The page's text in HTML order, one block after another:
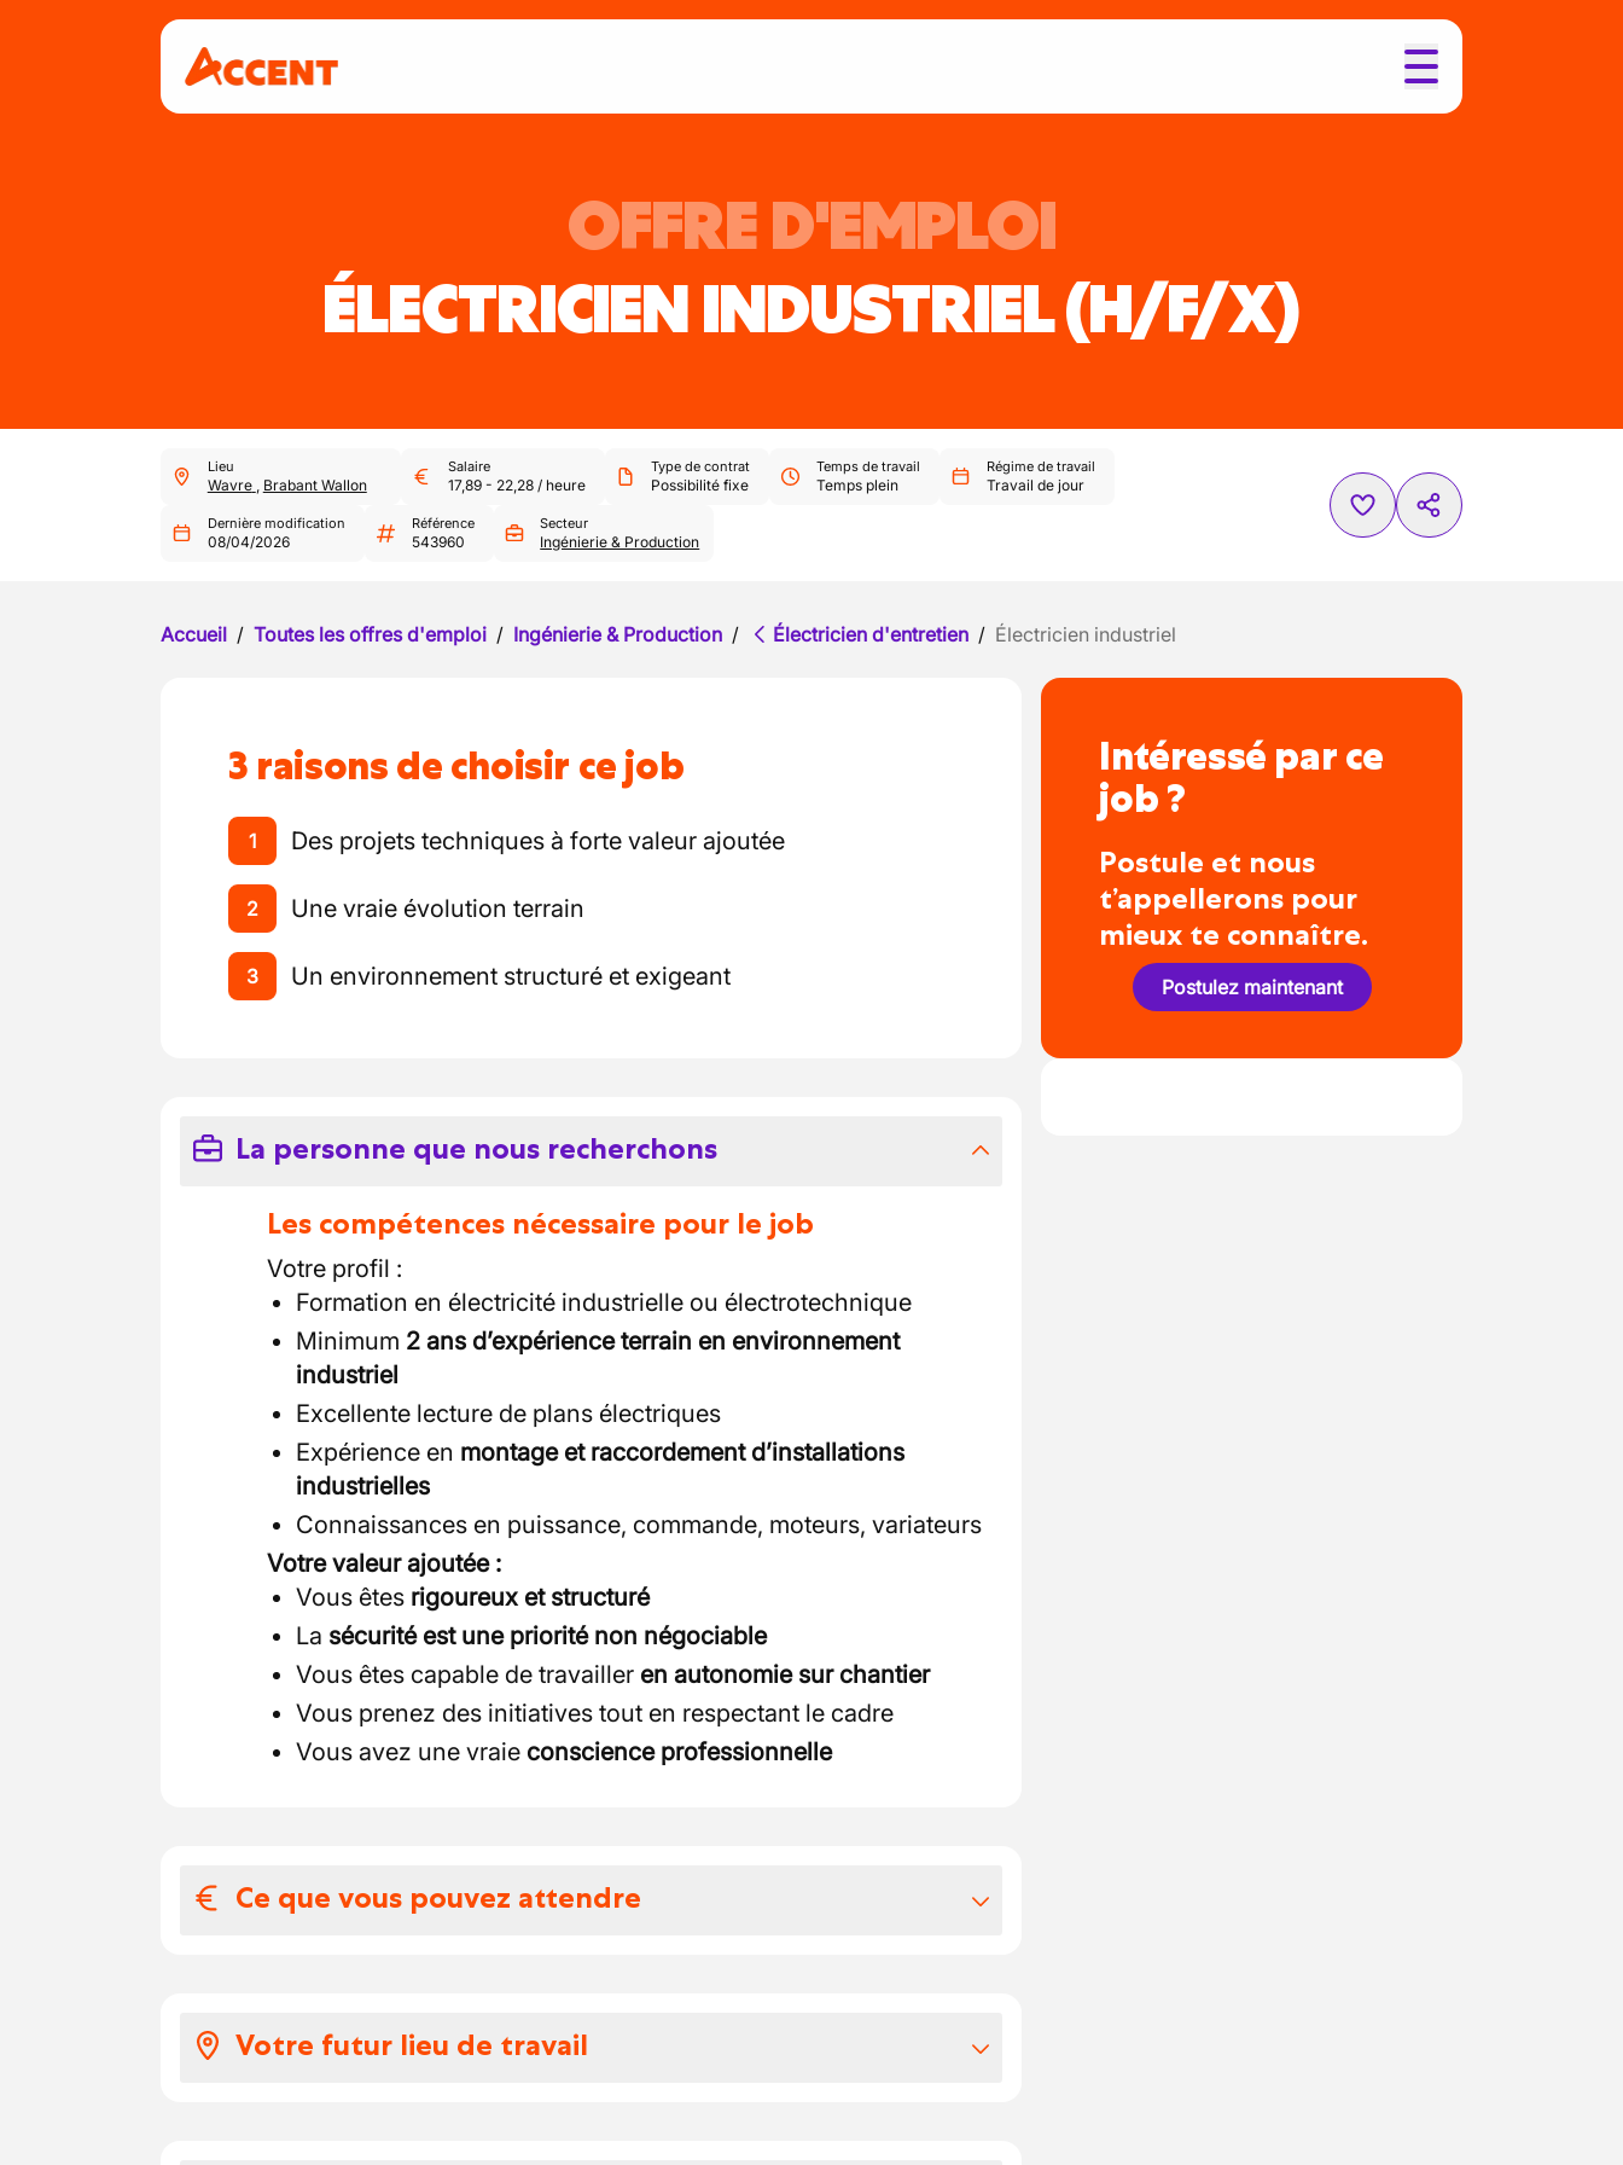
OFFRE D'EMPLOI
ÉLECTRICIEN INDUSTRIEL(H/F/X)
Lieu
Wavre , Brabant Wallon
Salaire
17,89- 22,28/ heure
Type de contrat
Possibilité fixe
Temps de travail
Temps plein
Régime de travail
Travail de jour
Dernière modification
08/04/2026
Référence
543960
Secteur
Ingénierie & Production
Accueil / Toutes les offres d'emploi / Ingénierie & Production / Électricien d'entretien / Électricien industriel
3 raisons de choisir ce job
1 Des projets techniques à forte valeur ajoutée
2 Une vraie évolution terrain
3 Un environnement structuré et exigeant
La personne que nous recherchons
Les compétences nécessaire pour le job
Votre profil :
Formation en électricité industrielle ou électrotechnique
Minimum 2 ans d’expérience terrain en environnement
industriel
Excellente lecture de plans électriques
Expérience en montage et raccordement d’installations
industrielles
Connaissances en puissance, commande, moteurs, variateurs
Votre valeur ajoutée :
Vous êtes rigoureux et structuré
La sécurité est une priorité non négociable
Vous êtes capable de travailler en autonomie sur chantier
Vous prenez des initiatives tout en respectant le cadre
Vous avez une vraie conscience professionnelle
Ce que vous pouvez attendre
chantier) :
Votre futur lieu de travail
Intéressé par ce
job ?
Postule et nous
t’appellerons pour
mieux te connaître.
Postulez maintenant